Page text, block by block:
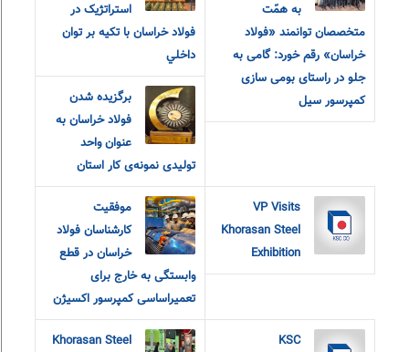
به همّت
متخصصان توانمند «فولاد
خراسان» رقم خورد: گامی به
جلو در راستای بومی سازی
کمپرسور سیل
استراتژيک در
فولاد خراسان با تکيه بر توان
داخلي
برگزیده شدن
فولاد خراسان به
عنوان واحد
تولیدی نمونه‌ی کار استان
VP Visits
Khorasan Steel
Exhibition
موفقیت
کارشناسان فولاد
خراسان در قطع
وابستگی به خارج برای
تعمیراساسی کمپرسور اکسیژن
KSC
Khorasan Steel